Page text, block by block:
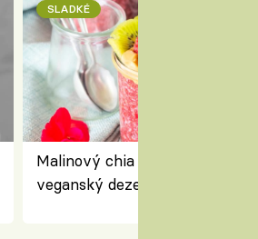
SLADKÉ
Malinový chia pudink s
veganský dezert plný ovoce a